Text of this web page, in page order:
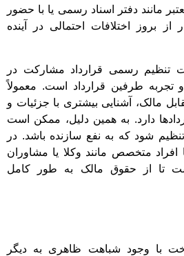
مانند دفتر اسناد رسمی یا با حضور
بروز اختلافات احتمالی در آینده
تنظیم رسمی قرارداد مشارکت در
طرفین قرارداد است. معمولاً
مالک، آشنایی بیشتری با جزئیات و
دارد. به همین دلیل، ممکن است
شود که به نفع سازنده باشد. در
متخصص مانند وکلا یا مشاوران
تا از حقوق مالک به طور کامل
با وجود شباهت ظاهری به دیگر